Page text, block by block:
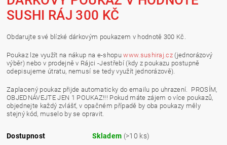
SUSHI RÁJ 300 KČ
Obdarujte své blízké dárkovým poukazem v hodnotě 300 Kč.
Poukaz lze využít na nákup na e-shopuwww.sushiraj.cz (jednorázový
výběr) nebo v prodejně v Rájci -Jestřebí (kdy z poukazu postupně
odepisujeme útratu, nemusí se tedy využít jednorázově).
Zaplacený poukaz přijde automaticky do emailu po uhrazení. PROSÍM,
OBJEDNÁVEJTE JEN 1 POUKAZ!!! Pokud máte zájem o více poukazů,
objednejte každý zvlášť, v opačném případě by oba poukazy měly
stejný kód, muselo by se opravit.
Dostupnost Skladem (>10 ks)